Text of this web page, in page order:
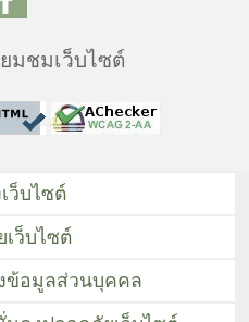
มชมเว็บไซต์
ว็บไซต์
เว็บไซต์
ข้อมูลส่วนบุคคล